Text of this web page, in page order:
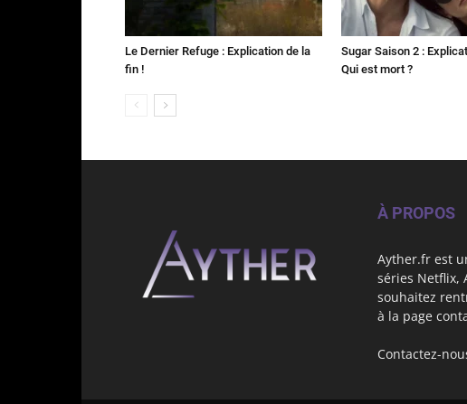
Le Dernier Refuge : Explication de la
fin !
Sugar Saison 2 :
Qui est mort ?
À PROPOS
Ayther.fr est
séries Netflix,
souhaitez
à la page
Contactez-